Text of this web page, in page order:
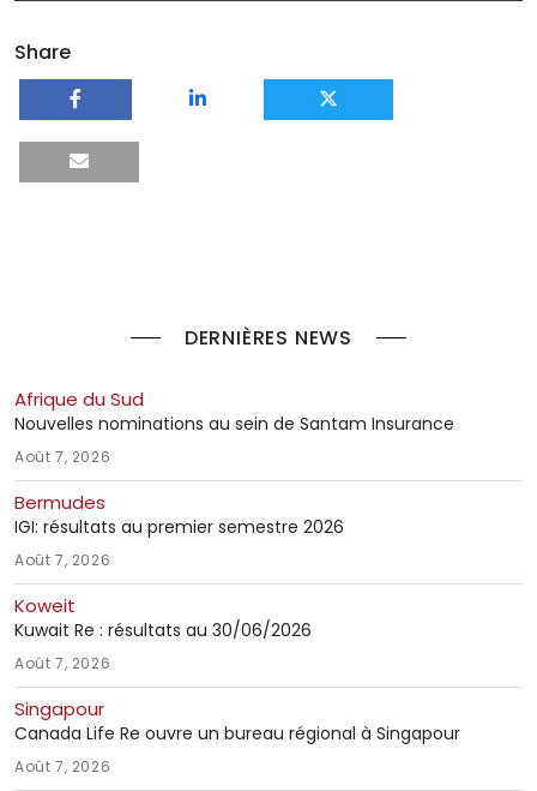
Share
DERNIÈRES NEWS
Afrique du Sud
Nouvelles nominations au sein de Santam Insurance
Août 7, 2026
Bermudes
IGI: résultats au premier semestre 2026
Août 7, 2026
Koweit
Kuwait Re : résultats au 30/06/2026
Août 7, 2026
Singapour
Canada Life Re ouvre un bureau régional à Singapour
Août 7, 2026